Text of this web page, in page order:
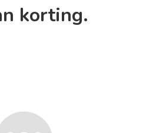
korting.